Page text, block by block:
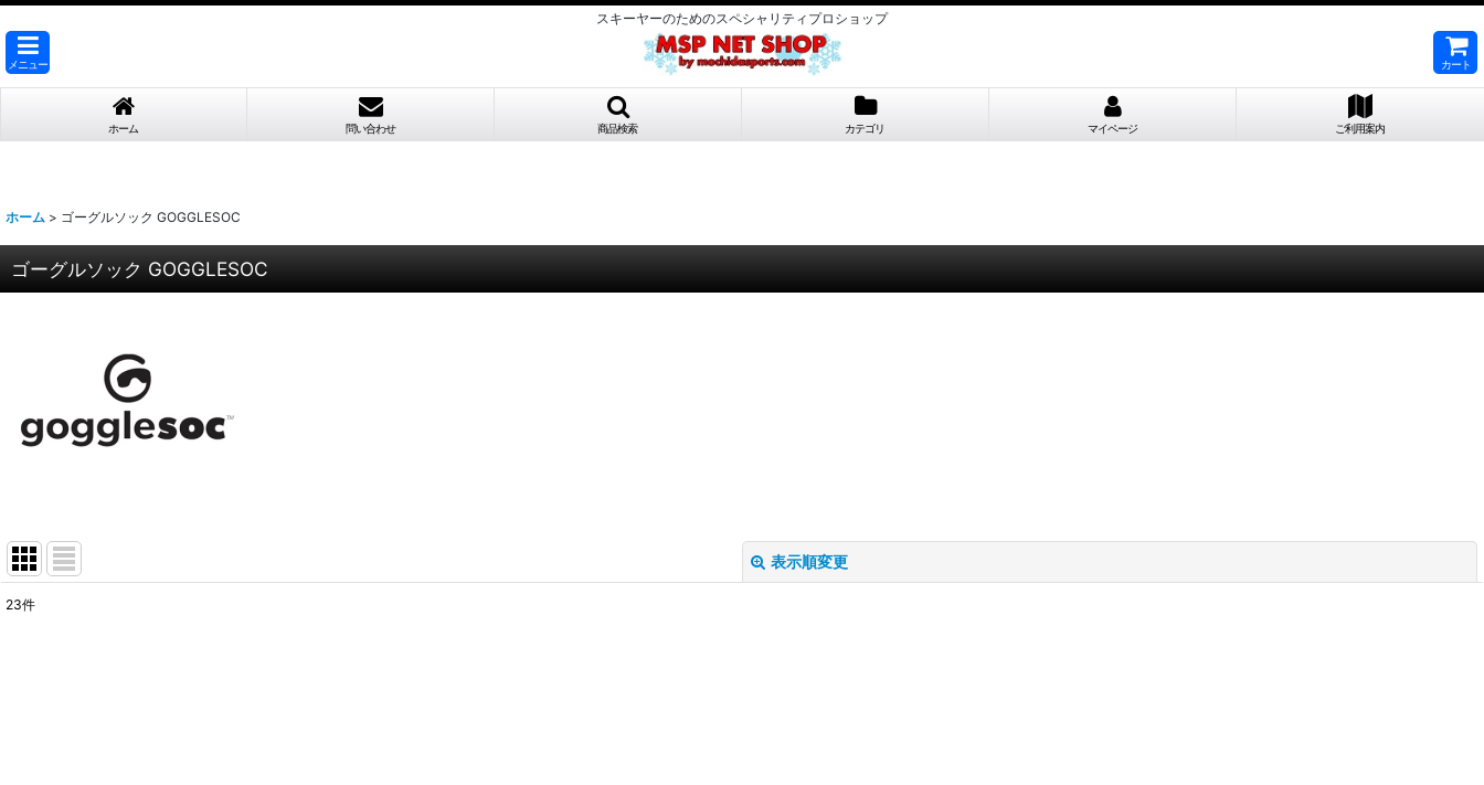
スキーヤーのためのスペシャリティプロショップ
メニュー カート
ホーム 問い合わせ 商品検索 カテゴリ マイページ ご利用案内
ホーム > ゴーグルソック GOGGLESOC
ゴーグルソック GOGGLESOC
表示順変更
23件